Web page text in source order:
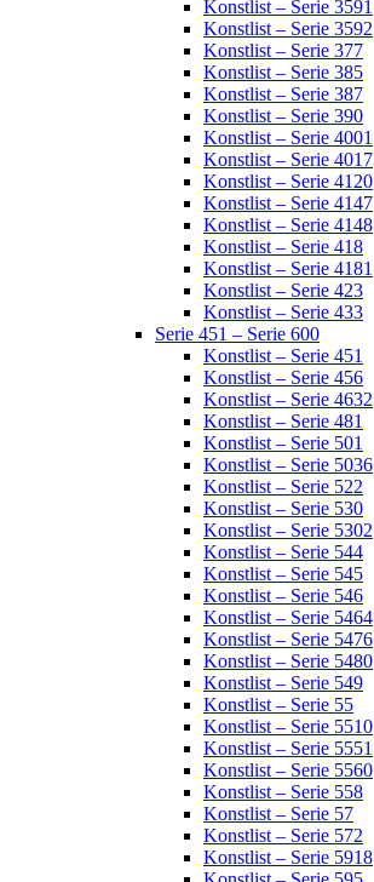
Konstlist – Serie 3591
Konstlist – Serie 3592
Konstlist – Serie 377
Konstlist – Serie 385
Konstlist – Serie 387
Konstlist – Serie 390
Konstlist – Serie 4001
Konstlist – Serie 4017
Konstlist – Serie 4120
Konstlist – Serie 4147
Konstlist – Serie 4148
Konstlist – Serie 418
Konstlist – Serie 4181
Konstlist – Serie 423
Konstlist – Serie 433
Serie 451 – Serie 600
Konstlist – Serie 451
Konstlist – Serie 456
Konstlist – Serie 4632
Konstlist – Serie 481
Konstlist – Serie 501
Konstlist – Serie 5036
Konstlist – Serie 522
Konstlist – Serie 530
Konstlist – Serie 5302
Konstlist – Serie 544
Konstlist – Serie 545
Konstlist – Serie 546
Konstlist – Serie 5464
Konstlist – Serie 5476
Konstlist – Serie 5480
Konstlist – Serie 549
Konstlist – Serie 55
Konstlist – Serie 5510
Konstlist – Serie 5551
Konstlist – Serie 5560
Konstlist – Serie 558
Konstlist – Serie 57
Konstlist – Serie 572
Konstlist – Serie 5918